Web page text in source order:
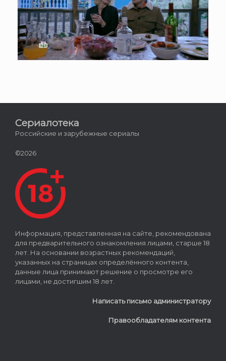
Сериалотека
Российские и зарубежные сериалы
©2026
Информация, представленная на сайте, рекомендована
для предварительного ознакомления лицами, старше 18
лет. На основании возрастных рекомендаций,
указанных на страницах определённого контента,
данные лица принимают решение о просмотре его
лицами, не достигшим 18 лет.
Написать письмо администратору
Правообладателям контента